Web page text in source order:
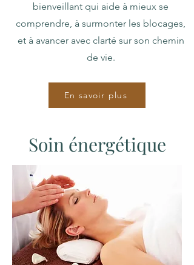
bienveillant qui aide à mieux se
comprendre, à surmonter les blocages,
et à avancer avec clarté sur son chemin
de vie.
En savoir plus
Soin énergétique